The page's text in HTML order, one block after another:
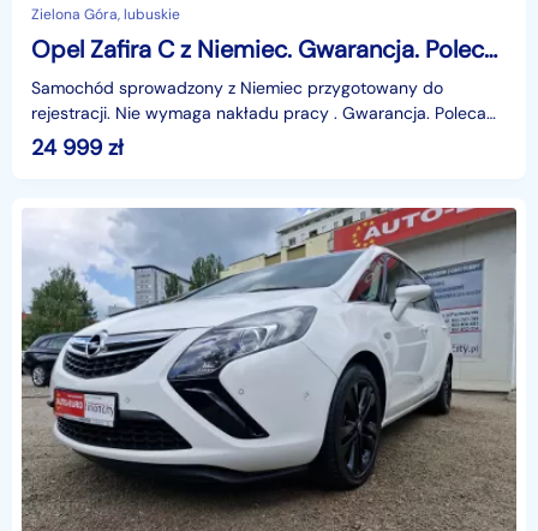
Zielona Góra, lubuskie
Opel Zafira C z Niemiec. Gwarancja. Polecam !!!
Samochód sprowadzony z Niemiec przygotowany do
rejestracji. Nie wymaga nakładu pracy . Gwarancja. Polecam
!!!www.rafcar.plidentyfikator: AKL18JJ4B
24 999 zł